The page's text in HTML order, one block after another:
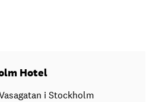
Hotel
i Stockholm